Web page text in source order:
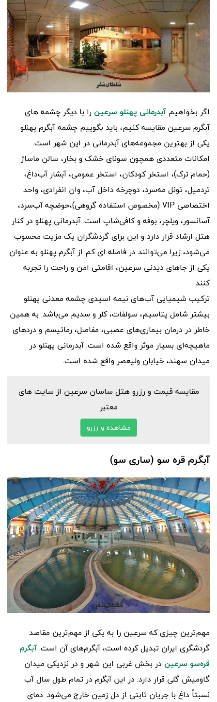
اگر بخواهیم آبدرمانی پهنلو سرعین را با دیگر چشمه های
آبگرم‌ سرعین مقایسه کنیم، باید بگوییم چشمه آبگرم پهنلو
یکی از بهترین مجموعه‌های آبدرمانی در این شهر است.
امکانات متعددی همچون سونای خشک و بخار، سالن ماساژ
(حمام ترک)، استخر کودکان، استخر عمومی، آبشار آب‌داغ،
تردمیل، تونل مه‌سرد، دوچرخه داخل آب، وان انفرادی، واحد
اختصاصی VIP (مخصوص استفاده گروهی)،حوضچه آب‌سرد،
آسانسور، ویلچر، بوفه و کافی‌شاپ است. آبدرمانی پهنلو در کنار
هتل ارشاد قرار دارد و این برای گردشگران یک مزیت محسوب
می‌شود، زیرا می‌توانند در فاصله ای کم از آبگرم پهنلو به عنوان
یکی از جاهای دیدنی سرعین، اقامتی امن و راحت را تجربه
کنند.
ترکیب شیمیایی آب‌های نیمه اسیدی چشمه معدنی پهنلو
بیشتر شامل پتاسیم، سولفات، کلر و سدیم می‌باشد. به همین
خاطر در درمان بیماری‌های عصبی، مفاصل، رماتیسم و دردهای
ماهیچه‌ای بسیار موثر واقع شده است. آبدرمانی پهنلو در
میدان سهند، خیابان ولیعصر واقع شده است.
مقایسه قیمت و رزرو هتل ساسان سرعین از سایت های
معتبر
مشاهده و رزرو
آبگرم قره سو (ساری سو)
مهم‌ترین چیزی که سرعین را به یکی از مهم‌ترین مقاصد
گردشگری ایران تبدیل کرده است، آبگرم‌های آن است.آبگرم
قره‌سو سرعین در بخش غربی این شهر و در نزدیکی میدان
گاومیش گلی قرار دارد. در این آبگرم در تمام طول سال آب
نسبتاً داغ با جریان ثابتی از دل زمین خارج می‌شود. دمای